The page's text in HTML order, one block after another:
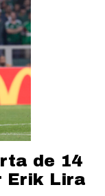
de 14
Erik Lira